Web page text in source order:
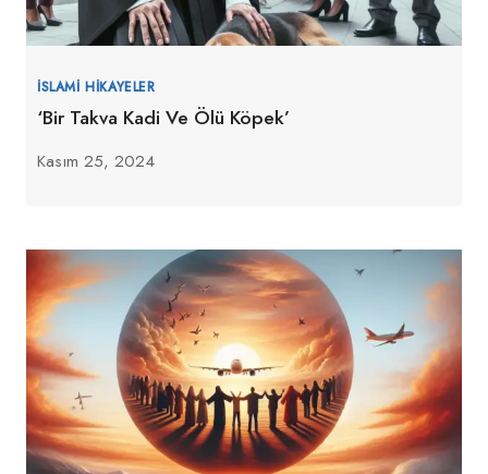
İSLAMI HIKAYELER
‘Bir Takva Kadi Ve Ölü Köpek’
Kasım 25, 2024